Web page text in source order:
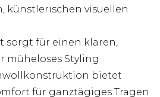
künstlerischen visuellen
sorgt für einen klaren,
müheloses Styling
bietet
für ganztägiges Tragen